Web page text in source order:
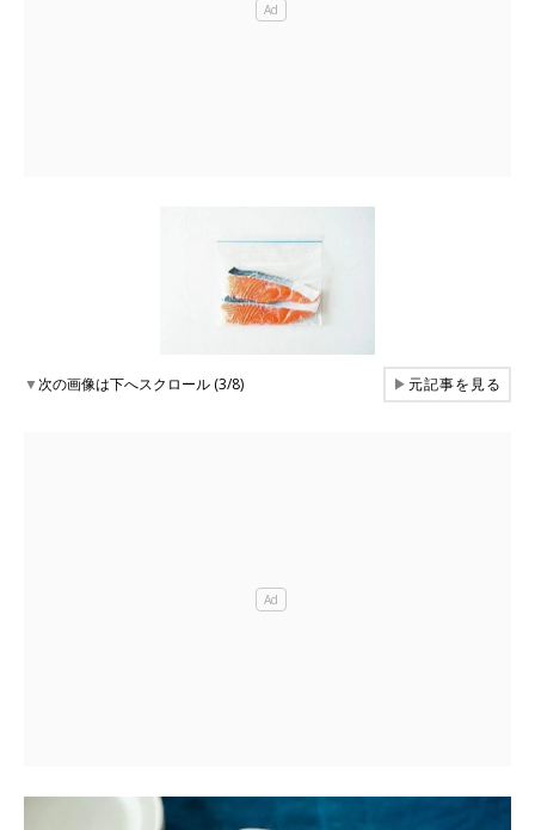
▼次の画像は下へスクロール (3/8) ▶元記事を見る